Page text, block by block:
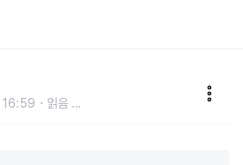
읽음 ...